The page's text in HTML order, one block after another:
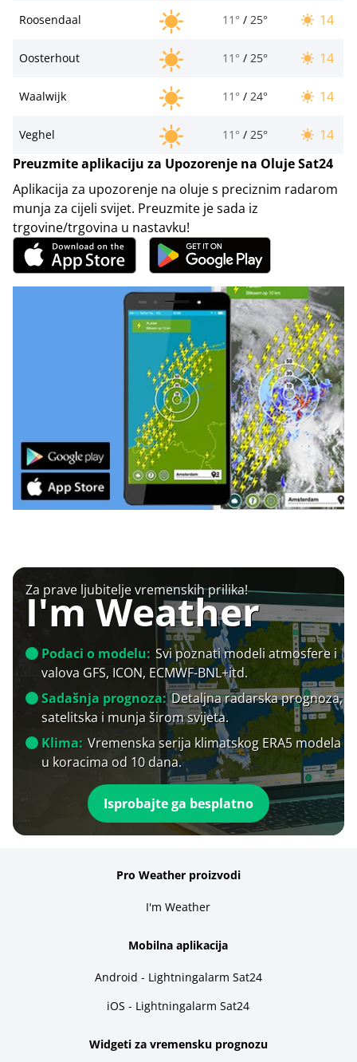
Roosendaal 11° / 25° 14
Oosterhout 11° / 25° 14
Waalwijk 11° / 24° 14
Veghel 11° / 25°
14
Preuzmite aplikaciju za Upozorenje na Oluje Sat24
Aplikacija za upozorenje na oluje s preciznim radarom
munja za cijeli svijet. Preuzmite je sada iz
trgovine/trgovina u nastavku!
Za prave ljubitelje vremenskih prilika!
I'm Weather
Podaci o modelu: Svi poznati modeli atmosfere i
valova GFS, ICON, ECMWF-BNL+itd.
Sadašnja prognoza: Detaljna radarska prognoza,
satelitska i munja širom svijeta.
Klima: Vremenska serija klimatskog ERA5 modela
u koracima od 10 dana.
Isprobajte ga besplatno
Pro Weather proizvodi
I'm Weather
Mobilna aplikacija
Android - Lightningalarm Sat24
iOS - Lightningalarm Sat24
Widgeti za vremensku prognozu